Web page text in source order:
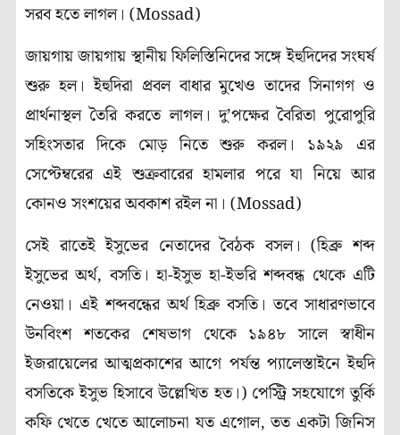
সরব হতে লাগল। (Mossad)
জায়গায় জায়গায় স্থানীয় ফিলিস্তিনিদের সঙ্গে ইহুদিদের সংঘর্ষ
শুরু হল। ইহুদিরা প্রবল বাধার মুখেও তাদের সিনাগগ ও
প্রার্থনাস্থল তৈরি করতে লাগল। দু’পক্ষের বৈরিতা পুরোপুরি
সহিংসতার দিকে মোড় নিতে শুরু করল। ১৯২৯ এর
সেপ্টেম্বরের এই শুক্রবারের হামলার পরে যা নিয়ে আর
কোনও সংশয়ের অবকাশ রইল না। (Mossad)
সেই রাতেই ইসুভের নেতাদের বৈঠক বসল। (হিব্রু শব্দ
ইসুভের অর্থ, বসতি। হা-ইসুভ হা-ইভরি শব্দবন্ধ থেকে এটি
নেওয়া। এই শব্দবন্ধের অর্থ হিব্রু বসতি। তবে সাধারণভাবে
উনবিংশ শতকের শেষভাগ থেকে ১৯৪৮ সালে স্বাধীন
ইজরায়েলের আত্মপ্রকাশের আগে পর্যন্ত প্যালেস্তাইনে ইহুদি
বসতিকে ইসুভ হিসাবে উল্লেখিত হত।) পেস্ট্রি সহযোগে তুর্কি
কফি খেতে খেতে আলোচনা যত এগোল, তত একটা জিনিস